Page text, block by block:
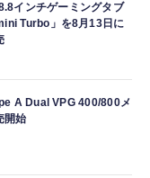
インチゲーミングタブ
Turbo」を8月13日に
A Dual VPG 400/800メ
開始